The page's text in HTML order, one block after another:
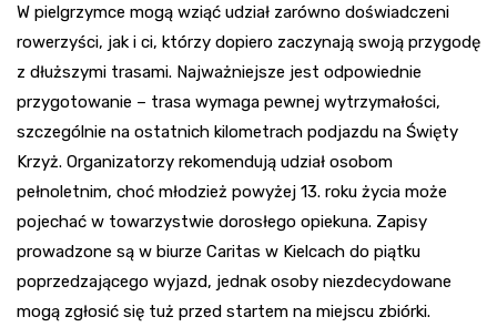
W pielgrzymce mogą wziąć udział zarówno doświadczeni
rowerzyści, jak i ci, którzy dopiero zaczynają swoją przygodę
z dłuższymi trasami. Najważniejsze jest odpowiednie
przygotowanie – trasa wymaga pewnej wytrzymałości,
szczególnie na ostatnich kilometrach podjazdu na Święty
Krzyż. Organizatorzy rekomendują udział osobom
pełnoletnim, choć młodzież powyżej 13. roku życia może
pojechać w towarzystwie dorosłego opiekuna. Zapisy
prowadzone są w biurze Caritas w Kielcach do piątku
poprzedzającego wyjazd, jednak osoby niezdecydowane
mogą zgłosić się tuż przed startem na miejscu zbiórki.